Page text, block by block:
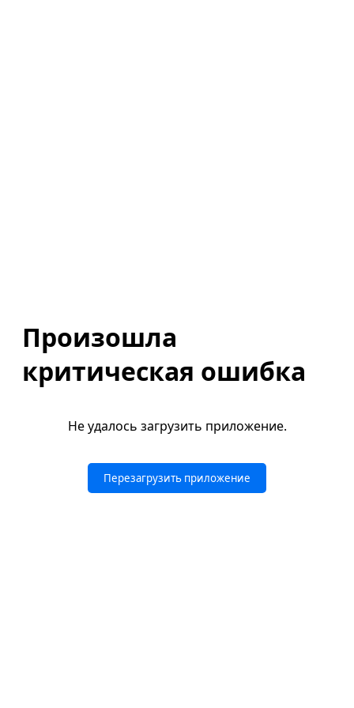
Произошла
критическая ошибка
Не удалось загрузить приложение.
Перезагрузить приложение